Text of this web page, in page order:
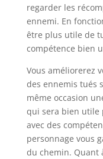
regarder les
ennemi. En
être plus utile de
compétence bien
Vous améliorerez
des ennemis tués
même occasion
qui sera bien utile
avec des
personnage vous
du chemin. Quant